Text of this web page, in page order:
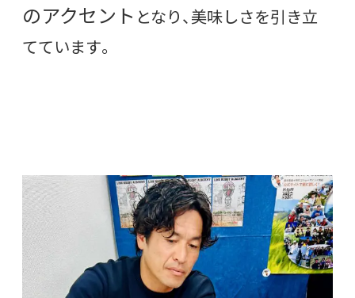
のアクセント となり、美味しさを引き立
てています。